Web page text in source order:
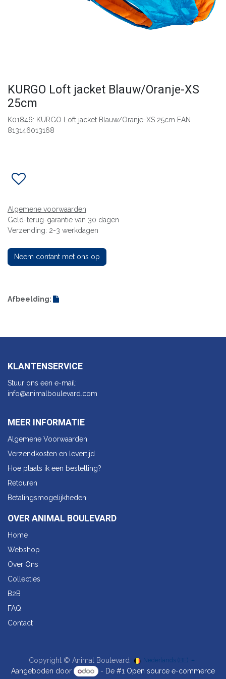
KURGO Loft jacket Blauw/Oranje-XS
25cm
K01846: KURGO Loft jacket Blauw/Oranje-XS 25cm EAN
813146013168
Algemene voorwaarden
Geld-terug-garantie van 30 dagen
Verzending: 2-3 werkdagen
Neem contant met ons op
Afbeelding:
KLANTENSERVICE
Stuur ons een e-mail:
info@animalbo​ulevard.com
MEER INFORMATIE
Algemene Voorwaarden
Verzendkosten en levertijd
Hoe plaats ik een bestelling?
Retouren
Betalingsmogelijkheden
OVER ANIMAL BOULEVARD
Home
Webshop
Over Ons
Collecties
B2B
FAQ
Contact
Copyright © Animal Boulevard Nederlands (BE)
Aangeboden door - De #1 Open source e-commerce